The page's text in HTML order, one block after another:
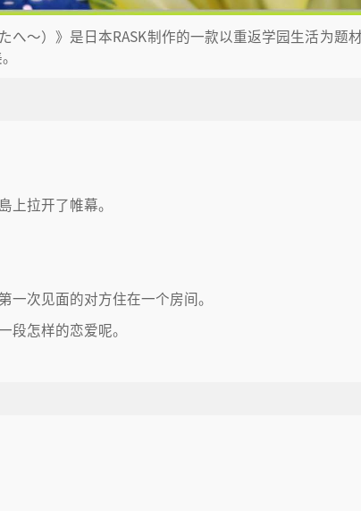
へ～）》是日本RASK制作的一款以重返学园生活为题
上拉开了帷幕。
次见面的对方住在一个房间。
怎样的恋爱呢。